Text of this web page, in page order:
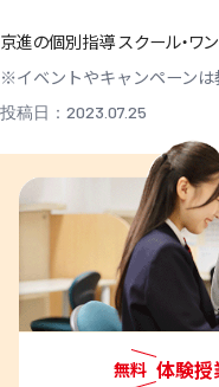
京進の個別指導 スクール・ワ
※イベントやキャンペーン
投稿日：2023.07.25
無料 体験授